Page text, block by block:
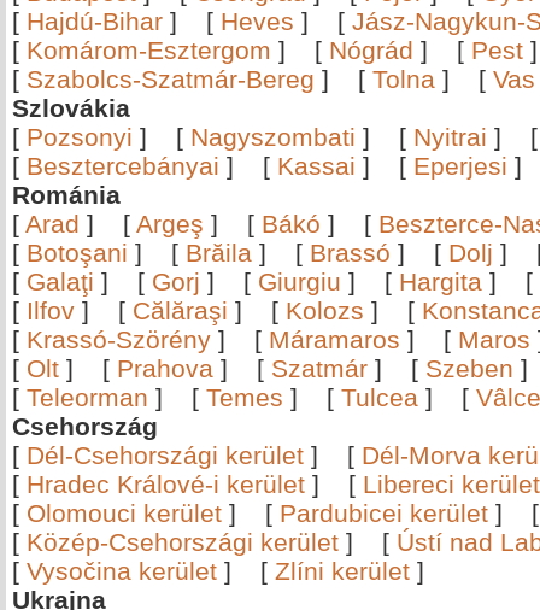
[ Hajdú-Bihar ] [ Heves ] [ Jász-Nagykun-
[ Komárom-Esztergom ] [ Nógrád ] [ Pest
[ Szabolcs-Szatmár-Bereg ] [ Tolna ] [ Vas
Szlovákia
[ Pozsonyi ] [ Nagyszombati ] [ Nyitrai ]
[ Besztercebányai ] [ Kassai ] [ Eperjesi
Románia
[ Arad ] [ Argeş ] [ Bákó ] [ Beszterce-
[ Botoşani ] [ Brăila ] [ Brassó ] [ Dolj ]
[ Galaţi ] [ Gorj ] [ Giurgiu ] [ Hargita ]
[
[ Ilfov ] [ Călăraşi ] [ Kolozs ] [
[ Krassó-Szörény ] [ Máramaros ] [ Maros
[ Olt ] [ Prahova ] [ Szatmár ] [ Szeben
[ Teleorman ] [ Temes ] [ Tulcea ] [
Csehország
[ Dél-Csehországi kerület ] [ Dél-Morva
[ Hradec Králové-i kerület ] [ Libereci kerület
[ Olomouci kerület ] [ Pardubicei kerület ]
[ Közép-Csehországi kerület ] [ Ústí nad
[ Vysočina kerület ] [ Zlíni kerület ]
Ukrajna